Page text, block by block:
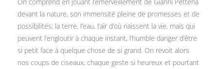
devant la nature, son immensité pleine de promesses et de
possibilités; la terre, l’eau, l’air d’où naissent la vie, mais qui
peuvent l’engloutir à chaque instant, l’humble danger d’être
si petit face à quelque chose de si grand. On revoit alors
nos coups de ciseaux, chaque geste si heureux et pourtant